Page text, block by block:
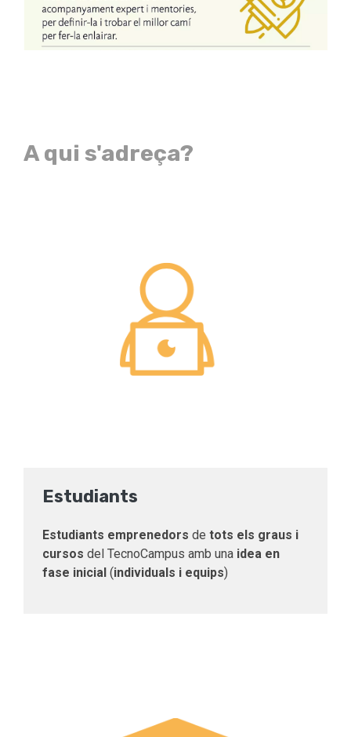
A qui s'adreça?
Estudiants
Estudiants emprenedors de tots els graus i
cursos del TecnoCampus amb una idea en
fase inicial (individuals i equips)